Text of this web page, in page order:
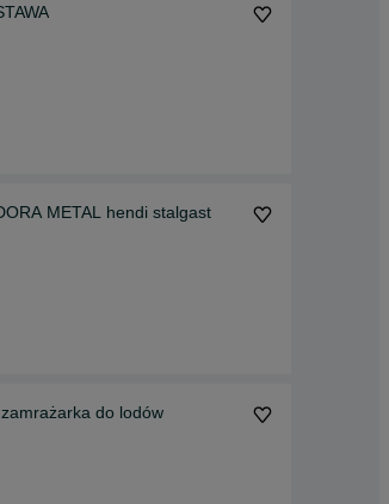
METAL hendi stalgast
do lodów